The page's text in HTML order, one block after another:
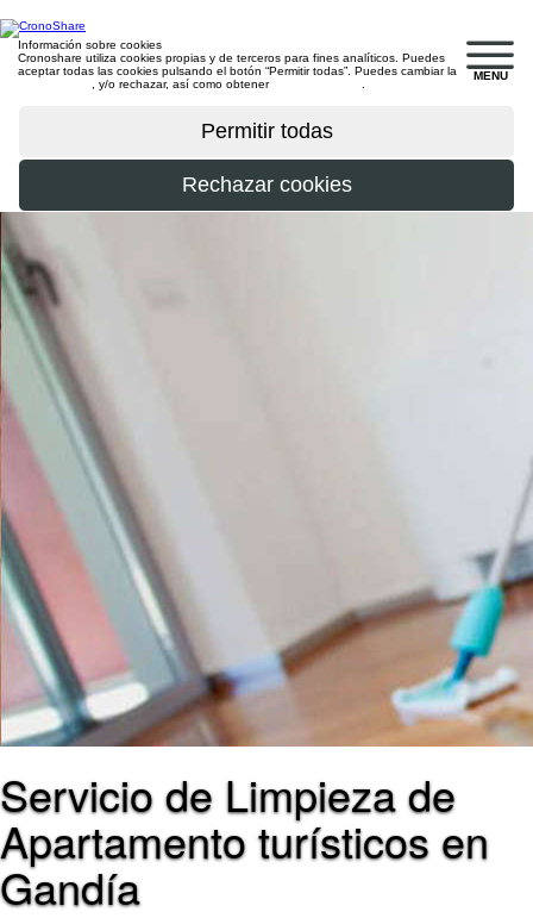
MENU
Información sobre cookies
Cronoshare utiliza cookies propias y de terceros para fines analíticos. Puedes
aceptar todas las cookies pulsando el botón “Permitir todas”. Puedes cambiar la
, y/o rechazar, así como obtener
Servicio de Limpieza de
Apartamento turísticos en
Gandía